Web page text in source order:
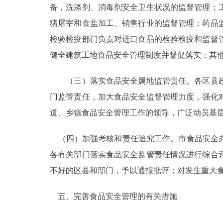
备，洗涤剂、消毒剂安全卫生状况的监督管理
猪屠宰和食盐加工、销售行业的监督管理；药
检验检疫部门负责对进口食品的检验检疫和监
健全建筑工地食品安全管理制度并督促落实；其
（三）落实食品安全属地监管责任。各区县
门监管责任，加大食品安全监督管理力度，强
道、乡镇食品安全管理工作的领导，广泛动员基
（四）加强考核和责任追究工作。市食品安全
各有关部门落实食品安全监管责任情况进行综
不好的区县和部门，予以通报批评；对发生重大
五、完善食品安全管理的有关措施